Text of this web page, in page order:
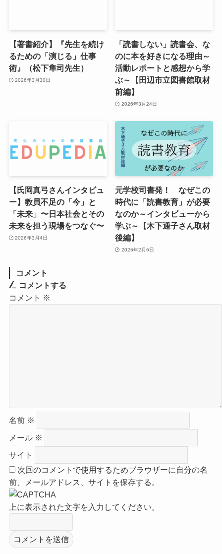
【著書紹介】『先生を続け
るための「演じる」仕事
術』（松下隼司先生）
2026年3月30日
「読書しない」読書会、な
のに本を好きになる理由～
活動レポートと感想から学
ぶ～【田辺市立図書館取材
前編】
2026年3月24日
【氏岡真弓さんインタビュ
ー】教員不足の「今」と
「未来」〜日本社会とその
未来を担う現場をつなぐ〜
2026年3月4日
元学校司書発！ なぜこの
時代に「読書教育」が必要
なのか～インタビューから
学ぶ～【木下通子さん取材
後編】
2026年2月6日
コメント
コメントする
コメント ※
名前 ※
メール ※
サイト
次回のコメントで使用するためブラウザーに自分の名
前、メールアドレス、サイトを保存する。
上に表示された文字を入力してください。